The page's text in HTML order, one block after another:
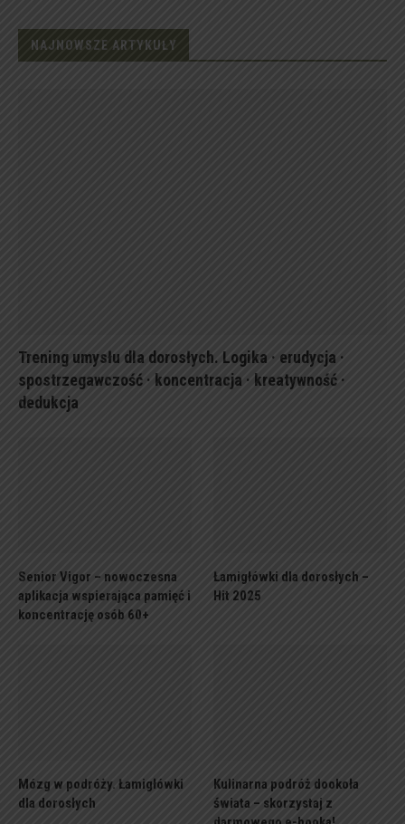
NAJNOWSZE ARTYKUŁY
Trening umysłu dla dorosłych. Logika · erudycja ·
spostrzegawczość · koncentracja · kreatywność ·
dedukcja
Senior Vigor – nowoczesna
aplikacja wspierająca pamięć i
koncentrację osób 60+
Łamigłówki dla dorosłych –
Hit 2025
Mózg w podróży. Łamigłówki
dla dorosłych
Kulinarna podróż dookoła
świata – skorzystaj z